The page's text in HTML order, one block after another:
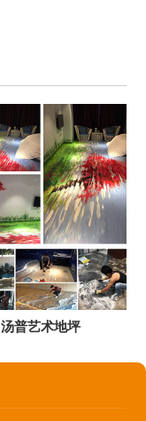
汤普艺术地坪